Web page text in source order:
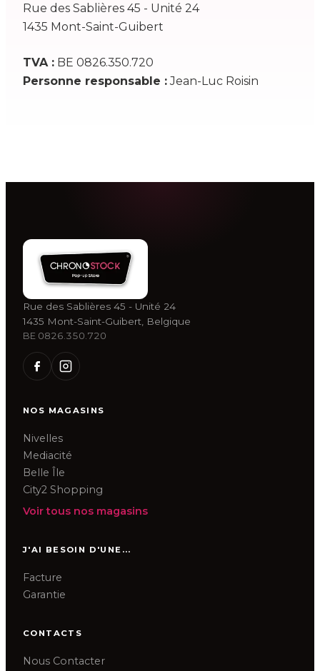
FR NL
Rue des Sablières 45 - Unité 24
1435 Mont-Saint-Guibert
TVA : BE 0826.350.720
Personne responsable : Jean-Luc Roisin
Rue des Sablières 45 - Unité 24
1435 Mont-Saint-Guibert, Belgique
BE 0826.350.720
NOS MAGASINS
Nivelles
Mediacité
Belle Île
City2 Shopping
Voir tous nos magasins
J'AI BESOIN D'UNE...
Facture
Garantie
CONTACTS
Nous Contacter